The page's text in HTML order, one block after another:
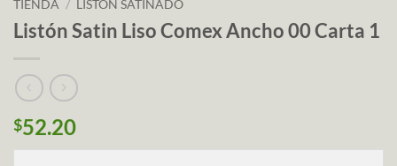
TIENDA / LISTÓN SATINADO
Listón Satin Liso Comex Ancho 00 Carta 1
$52.20